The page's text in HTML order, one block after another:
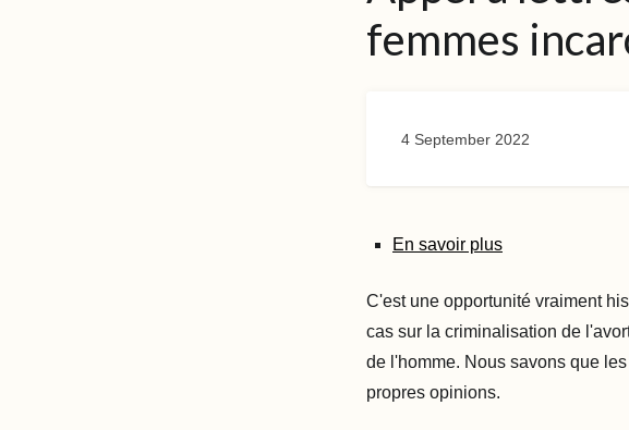
femmes
4 September 2022
En savoir plus
C'est une opportunité vraiment
cas sur la criminalisation de
de l'homme. Nous savons que
propres opinions.